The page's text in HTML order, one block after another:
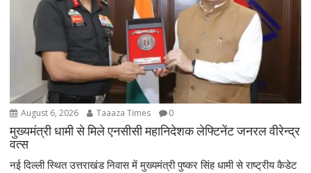
August 6, 2026 Taaaza Times 0
मुख्यमंत्री धामी से मिले एनसीसी महानिदेशक लेफ्टिनेंट जनरल वीरेन्द्र
वत्स
नई दिल्ली स्थित उत्तराखंड निवास में मुख्यमंत्री पुष्कर सिंह धामी से राष्ट्रीय कैडेट